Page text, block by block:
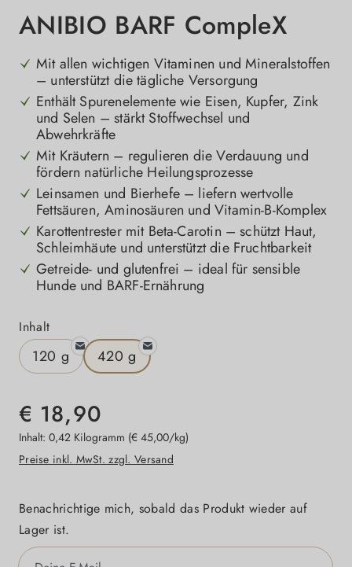
ANIBIO BARF CompleX
Mit allen wichtigen Vitaminen und Mineralstoffen
– unterstützt die tägliche Versorgung
Enthält Spurenelemente wie Eisen, Kupfer, Zink
und Selen – stärkt Stoffwechsel und
Abwehrkräfte
Mit Kräutern – regulieren die Verdauung und
fördern natürliche Heilungsprozesse
Leinsamen und Bierhefe – liefern wertvolle
Fettsäuren, Aminosäuren und Vitamin-B-Komplex
Karottentrester mit Beta-Carotin – schützt Haut,
Schleimhäute und unterstützt die Fruchtbarkeit
Getreide- und glutenfrei – ideal für sensible
Hunde und BARF-Ernährung
Inhaltauswählen
120 g 420 g
€ 18,90
Inhalt: 0,42 Kilogramm (€ 45,00/kg)
Preise inkl. MwSt. zzgl. Versand
Benachrichtige mich, sobald das Produkt wieder auf
Lager ist.
Deine E-Mail